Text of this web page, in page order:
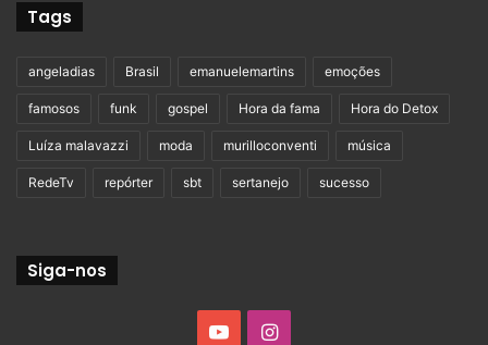
Tags
angeladias Brasil emanuelemartins emoções
famosos funk gospel Hora da fama Hora do Detox
Luíza malavazzi moda murilloconventi música
RedeTv repórter sbt sertanejo sucesso
Siga-nos
YouTubeInstagram